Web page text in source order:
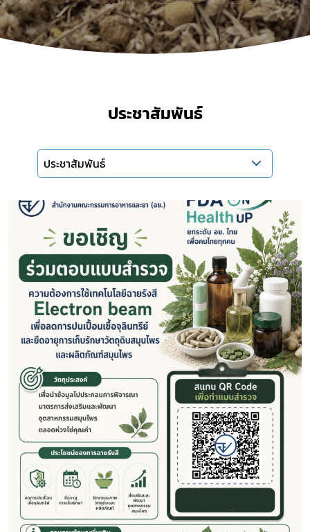
ประชาสัมพันธ์
ประชาสัมพันธ์